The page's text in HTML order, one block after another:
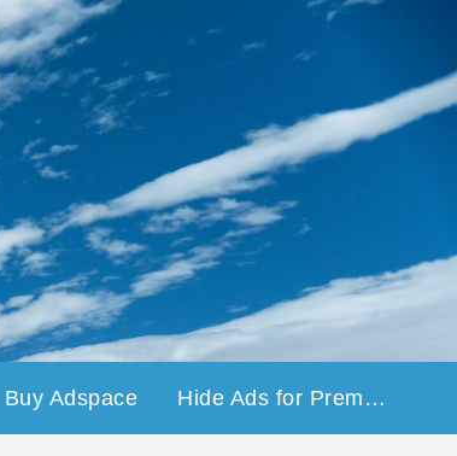
Buy Adspace Hide Ads for Premium Members